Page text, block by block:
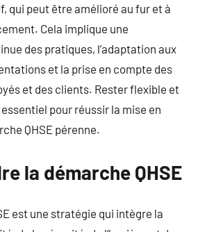
qui peut être amélioré au fur et à
Cela implique une
des pratiques, l’adaptation aux
et la prise en compte des
et des clients. Rester flexible et
pour réussir la mise en
QHSE pérenne.
la démarche QHSE
est une stratégie qui intègre la